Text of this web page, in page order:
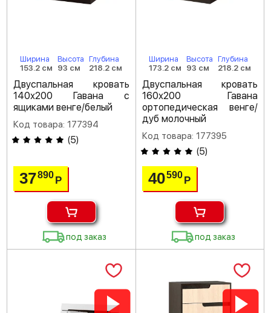
Ширина
153.2 см
Высота
93 см
Глубина
218.2 см
Двуспальная кровать
140х200 Гавана с
ящиками венге/белый
Код товара: 177394
(5)
37890Р
под заказ
Ширина
173.2 см
Высота
93 см
Глубина
218.2 см
Двуспальная кровать
160х200 Гавана
ортопедическая венге/
дуб молочный
Код товара: 177395
(5)
40590 Р
под заказ